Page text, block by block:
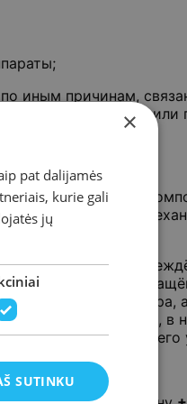
иным причинам,
по применению или
не были вызваны
быть
должен быть
покупку
повреждён, в
не возвращать за него
×
pat dalijamės
kurie gali
jų
SUTINKU